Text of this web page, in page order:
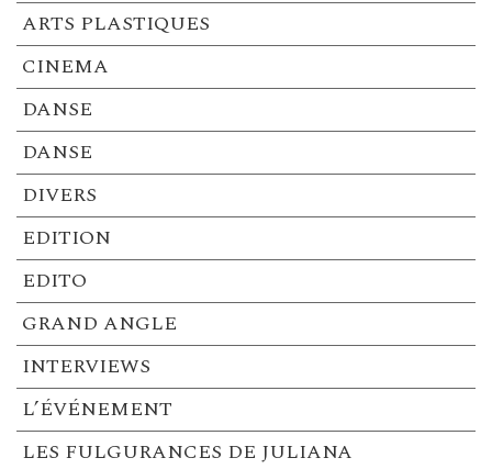
ARTS PLASTIQUES
CINEMA
DANSE
DANSE
DIVERS
EDITION
EDITO
GRAND ANGLE
INTERVIEWS
L’ÉVÉNEMENT
LES FULGURANCES DE JULIANA